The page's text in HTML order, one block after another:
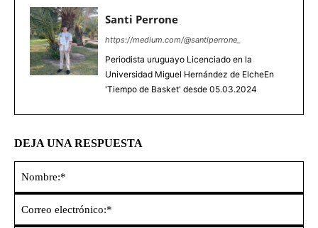
Santi Perrone
https://medium.com/@santiperrone_
Periodista uruguayo Licenciado en la
Universidad Miguel Hernández de ElcheEn
'Tiempo de Basket' desde 05.03.2024
DEJA UNA RESPUESTA